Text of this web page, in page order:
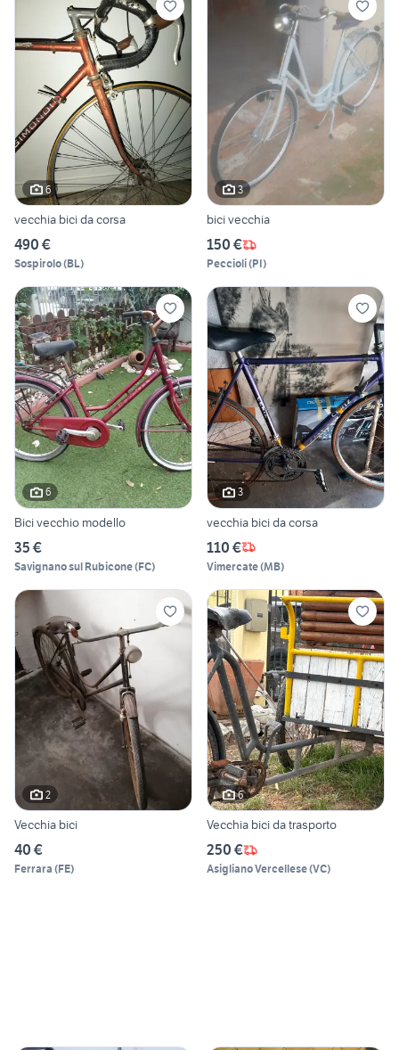
6
vecchia bici da corsa
490 €
Sospirolo(BL)
3
bici vecchia
150 €
Peccioli(PI)
6
Bici vecchio modello
35 €
Savignano sul Rubicone(FC)
3
vecchia bici da corsa
110 €
Vimercate(MB)
2
Vecchia bici
40 €
Ferrara (FE)
6
Vecchia bici da trasporto
250 €
Asigliano Vercellese(VC)